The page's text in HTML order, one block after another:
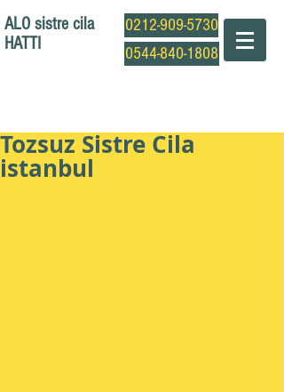
ALO sistre cila
HATTI
0212-909-5730
0544-840-1808
Tozsuz Sistre Cila
istanbul